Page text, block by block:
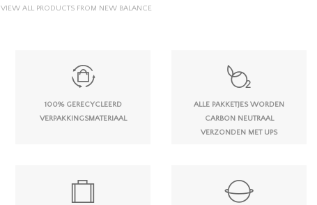
VIEW ALL PRODUCTS FROM NEW BALANCE
100% GERECYCLEERD
VERPAKKINGSMATERIAAL
ALLE PAKKETJES WORDEN
CARBON NEUTRAAL
VERZONDEN MET UPS